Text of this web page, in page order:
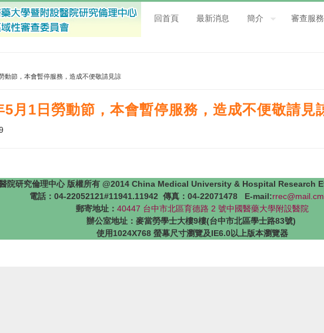
回首頁 最新消息 簡介 審查服務
動節，本會暫停服務，造成不便敬請見諒
5月1日勞動節，本會暫停服務，造成不便敬請見
院研究倫理中心 版權所有 @2014 China Medical University & Hospital
電話：04-22052121#11941.11942 傳真：04-22071478 E-mail:
郵寄地址： 40447 台中市北區育德路 2 號中國醫藥大學附設醫院
辦公室地址：麥當勞學士大樓9樓(台中市北區學士路83號)
使用1024X768 螢幕尺寸瀏覽及IE6.0以上版本瀏覽器